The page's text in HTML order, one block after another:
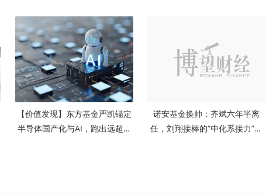
【价值发现】东方基金严凯锚定
半导体国产化与AI，跑出远超同
诺安基金换帅：齐斌六年半离
任，刘翔接棒的“中化系接力”意